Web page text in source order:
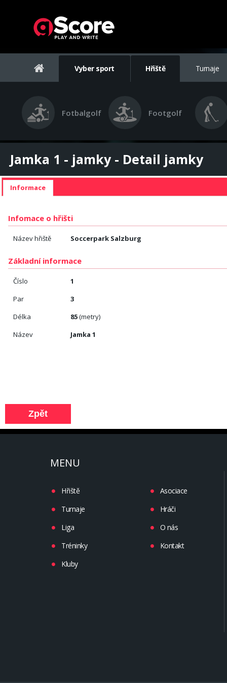
Vyber sport Hřiště Turnaje
Fotbalgolf Footgolf
Jamka 1 - jamky - Detail jamky
Informace
Infomace o hřišti
Název hřiště Soccerpark Salzburg
Základní informace
Číslo
1
Par
3
Délka
85(metry)
Název
Jamka 1
MENU
Hřiště
Turnaje
Liga
Tréninky
Kluby
Asociace
Hráči
O nás
Kontakt